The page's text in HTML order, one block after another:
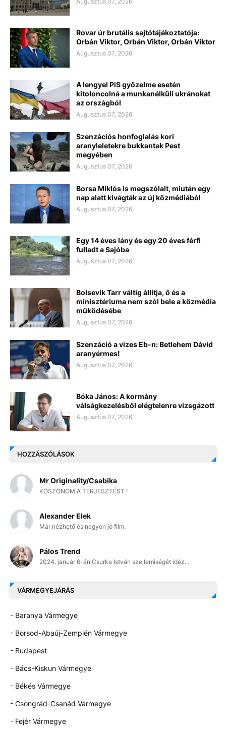
Rovar úr brutális sajtótájékoztatója:
Orbán Viktor, Orbán Viktor, Orbán Viktor
Augusztus 07, 2026
A lengyel PiS győzelme esetén
kitoloncolná a munkanélküli ukránokat
az országból
Augusztus 07, 2026
Szenzációs honfoglalás kori
aranyleletekre bukkantak Pest
megyében
Augusztus 07, 2026
Borsa Miklós is megszólalt, miután egy
nap alatt kivágták az új közmédiából
Augusztus 07, 2026
Egy 14 éves lány és egy 20 éves férfi
fulladt a Sajóba
Augusztus 07, 2026
Bolsevik Tarr váltig állítja, ő és a
minisztériuma nem szól bele a közmédia
működésébe
Augusztus 07, 2026
Szenzáció a vizes Eb-n: Betlehem Dávid
aranyérmes!
Augusztus 07, 2026
Bóka János: A kormány
válságkezelésből elégtelenre vizsgázott
Augusztus 07, 2026
HOZZÁSZÓLÁSOK
Mr Originality/Csabika
KÖSZÖNÖM A TERJESZTÉST !
Alexander Elek
Már nézhető és nagyon jó film.
Pálos Trend
2024. január 6-án Csurka István szellemiségét idéz...
VÁRMEGYEJÁRÁS
- Baranya Vármegye
- Borsod-Abaúj-Zemplén Vármegye
- Budapest
- Bács-Kiskun Vármegye
- Békés Vármegye
- Csongrád-Csanád Vármegye
- Fejér Vármegye